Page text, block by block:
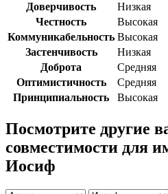
Доверчивость Низкая
Честность
Высокая
Коммуникабельность Высокая
Застенчивость
Низкая
Доброта
Средняя
Оптимистичность
Средняя
Принципиальность
Высокая
Посмотрите другие
совместимости для
Иосиф